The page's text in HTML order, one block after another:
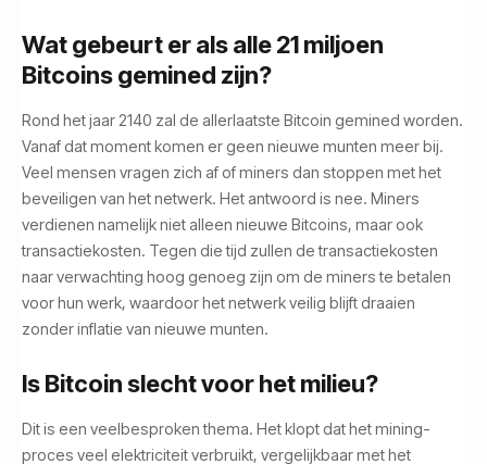
Wat gebeurt er als alle 21 miljoen
Bitcoins gemined zijn?
Rond het jaar 2140 zal de allerlaatste Bitcoin gemined worden.
Vanaf dat moment komen er geen nieuwe munten meer bij.
Veel mensen vragen zich af of miners dan stoppen met het
beveiligen van het netwerk. Het antwoord is nee. Miners
verdienen namelijk niet alleen nieuwe Bitcoins, maar ook
transactiekosten. Tegen die tijd zullen de transactiekosten
naar verwachting hoog genoeg zijn om de miners te betalen
voor hun werk, waardoor het netwerk veilig blijft draaien
zonder inflatie van nieuwe munten.
Is Bitcoin slecht voor het milieu?
Dit is een veelbesproken thema. Het klopt dat het mining-
proces veel elektriciteit verbruikt, vergelijkbaar met het